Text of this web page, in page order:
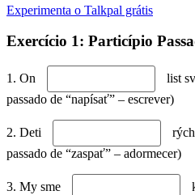
Experimenta o Talkpal grátis
Exercício 1: Particípio
1. On
list
passado de “napísať” – escrever)
2. Deti
passado de “zaspať” – adormecer)
3. My sme